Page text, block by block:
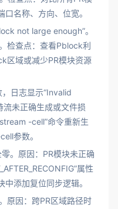
名称、方向、位宽。
not large enough”。
检查点：查看Pblock利
区域或减少PR模块资源
日志显示“Invalid
未正确生成或文件损
-cell”命令重新生
参数。
。原因：PR模块未正确
属性
添加复位同步逻辑。
原因：跨PR区域路径时